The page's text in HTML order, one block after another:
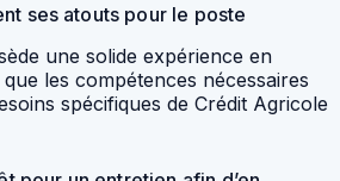
ses atouts pour le poste
une solide expérience en
les compétences nécessaires
spécifiques de Crédit Agricole